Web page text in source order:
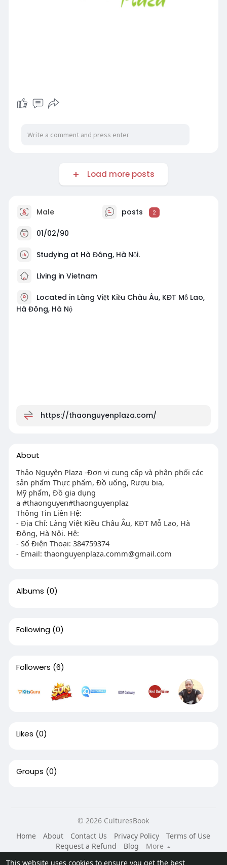
This website uses cookies to ensure you get the best
Load more posts
Male posts 2
01/02/90
Studying at Hà Đông, Hà Nội.
Living in Vietnam
Located in Làng Việt Kiều Châu Âu, KĐT Mỗ Lao,
Hà Đông, Hà Nộ
https://thaonguyenplaza.com/
About
Thảo Nguyên Plaza -Đơn vị cung cấp và phân phối các
sản phẩm Thực phẩm, Đồ uống, Rượu bia,
Mỹ phẩm, Đồ gia dụng
a #thaonguyen#thaonguyenplaz
Thông Tin Liên Hệ:
- Địa Chỉ: Làng Việt Kiều Châu Âu, KĐT Mỗ Lao, Hà
Đông, Hà Nội. Hệ:
- Số Điện Thoại: 384759374
- Email: thaonguyenplaza.comm@gmail.com
Albums (0)
Following (0)
Followers (6)
Likes (0)
Groups (0)
© 2026 CulturesBook
Home
About Contact Us Privacy Policy
Terms of Use
Request a Refund
Blog
More
Language